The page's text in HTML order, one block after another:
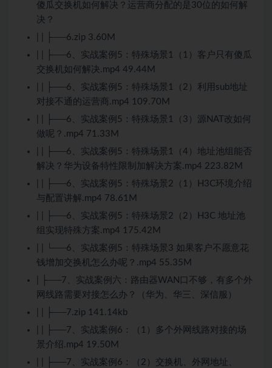
傻瓜交换机如何解决？运营商分配的是30位的如何解
决？
| | ├──6.zip 3.60M
| | ├──6、实战案例5：特殊场景1（1）客户只有傻瓜
交换机如何解决.mp4 49.44M
| | ├──6、实战案例5：特殊场景1（2）利用sub地址
对接不通的运营商.mp4 109.70M
| | ├──6、实战案例5：特殊场景1（3）源NAT改如何
做呢？.mp4 71.33M
| | ├──6、实战案例5：特殊场景1（4）地址池组能否
解决？华为设备特性限制加解决方案.mp4 223.82M
| | ├──6、实战案例5：特殊场景2（1）H3C环境介绍
与配置讲解.mp4 78.61M
| | ├──6、实战案例5：特殊场景2（2）H3C 地址池
组实现特殊方案.mp4 175.42M
| | └──6、实战案例5：特殊场景3 如果客户不愿意花
钱增加交换机怎么办呢？.mp4 55.35M
| ├──7、实战案例六：路由器WAN口不够，有多个外
网线路需要对接怎么办？（华为、华三、深信服）
| | ├──7.zip 141.14kb
| | ├──7、实战案例6：（1）多个外网线路对接的场
景介绍.mp4 19.50M
| | ├──7、实战案例6：（2）交换机、外网地址、